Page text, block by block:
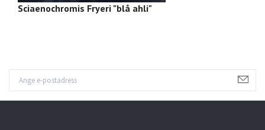
Sciaenochromis Fryeri "blå ahli"